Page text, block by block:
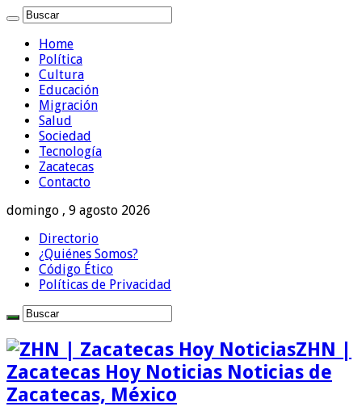
Home
Política
Cultura
Educación
Migración
Salud
Sociedad
Tecnología
Zacatecas
Contacto
domingo , 9 agosto 2026
Directorio
¿Quiénes Somos?
Código Ético
Políticas de Privacidad
ZHN |
Zacatecas Hoy Noticias Noticias de
Zacatecas, México